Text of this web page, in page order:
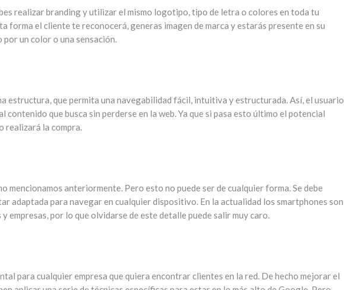
realizar branding y utilizar el mismo logotipo, tipo de letra o colores en toda tu
forma el cliente te reconocerá, generas imagen de marca y estarás presente en su
un color o una sensación.
estructura, que permita una navegabilidad fácil, intuitiva y estructurada. Así, el usuario
contenido que busca sin perderse en la web. Ya que si pasa esto último el potencial
realizará la compra.
mencionamos anteriormente. Pero esto no puede ser de cualquier forma. Se debe
adaptada para navegar en cualquier dispositivo. En la actualidad los smartphones son
empresas, por lo que olvidarse de este detalle puede salir muy caro.
para cualquier empresa que quiera encontrar clientes en la red. De hecho mejorar el